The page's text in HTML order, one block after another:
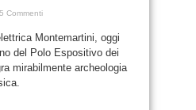
5 Commenti
Montemartini, oggi
del Polo Espositivo dei
mirabilmente archeologia